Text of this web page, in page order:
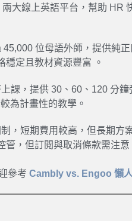
兩大線上英語平台，幫助 HR
45,000 位母語外師，提供純
穩定且教材資源豐富 。
上課，提供 30、60、120 分
為計畫性的教學 。
，短期費用較高，但長期方
管，但訂閱與取消條款需注意
參考Cambly vs. Engoo 懶